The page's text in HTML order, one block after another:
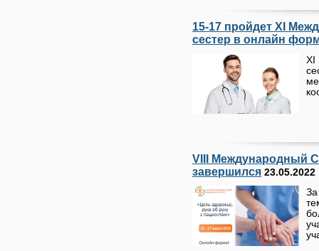
15-17 пройдет XI
сестер в онлайн
XI
VIII Международный
завершился 23.05.2022